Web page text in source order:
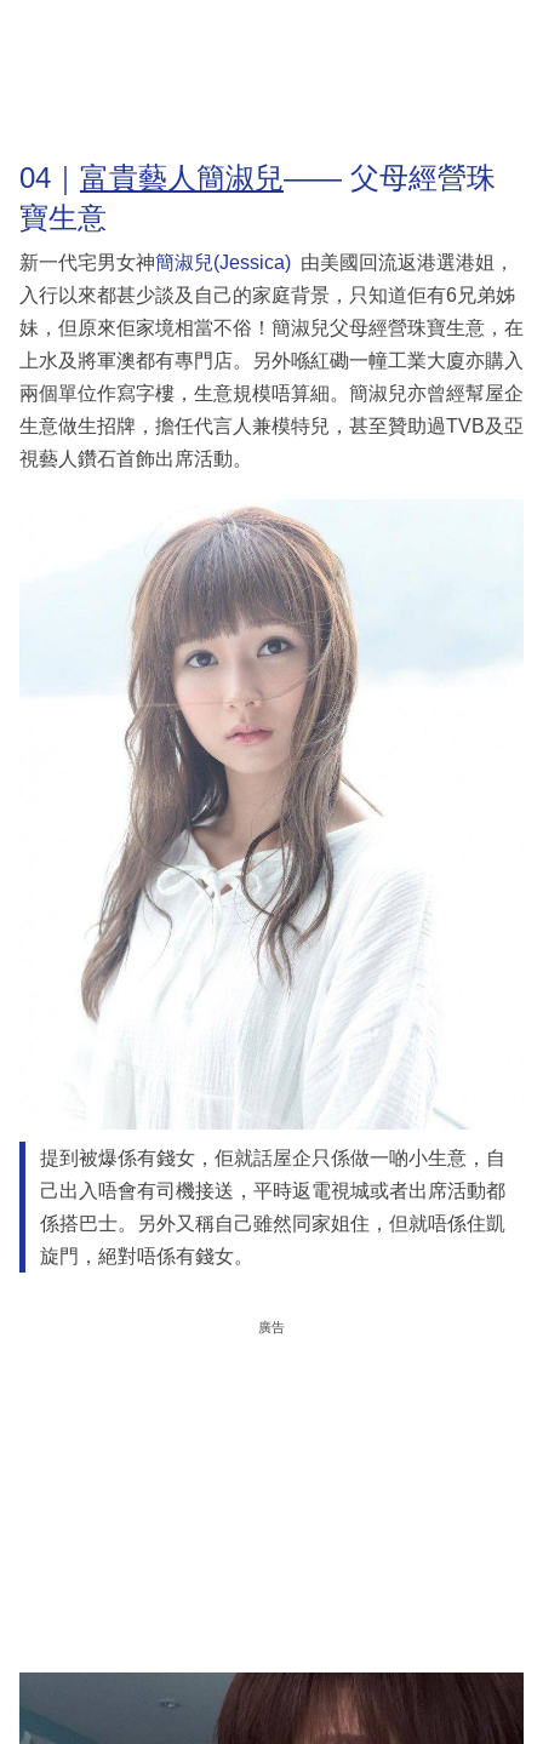
04｜ 富貴藝人簡淑兒—— 父母經營珠
寶生意
新一代宅男女神簡淑兒(Jessica) 由美國回流返港選港姐，
入行以來都甚少談及自己的家庭背景，只知道佢有6兄弟姊
妹，但原來佢家境相當不俗！簡淑兒父母經營珠寶生意，在
上水及將軍澳都有專門店。另外喺紅磡一幢工業大廈亦購入
兩個單位作寫字樓，生意規模唔算細。簡淑兒亦曾經幫屋企
生意做生招牌，擔任代言人兼模特兒，甚至贊助過TVB及亞
視藝人鑽石首飾出席活動。
提到被爆係有錢女，佢就話屋企只係做一啲小生意，自
己出入唔會有司機接送，平時返電視城或者出席活動都
係搭巴士。另外又稱自己雖然同家姐住，但就唔係住凱
旋門，絕對唔係有錢女。
廣告